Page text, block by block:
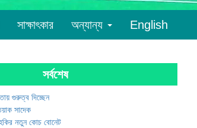
সাক্ষাৎকার অন্যান্য English
সর্বশেষ
গুরুত্ব দিচ্ছেন
সাদেক
হকির নতুন কোচ বোনেট